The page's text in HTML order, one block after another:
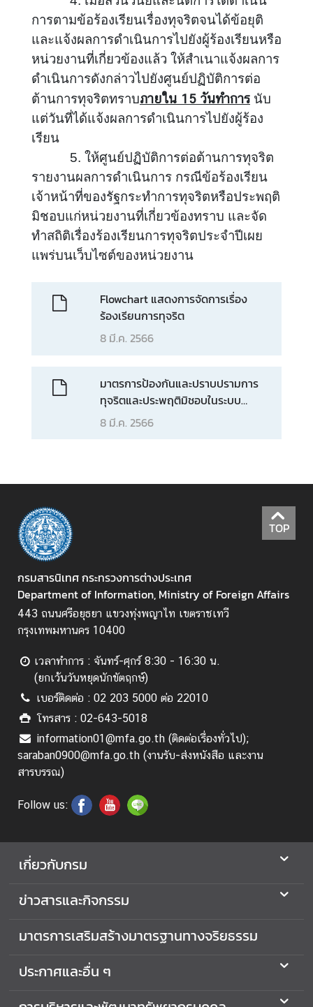
า
ม
คิ
ด
เ
น
า
ร
เ
ปิ
ด
เ
I
T
A
)
การตามข้อร้องเรียนเรื่องทุจริตจนได้ข้อยุติ
และแจ้งผลการดำเนินการไปยังผู้ร้องเรียนหรือ
หน่วยงานที่เกี่ยวข้องแล้ว ให้สำเนาแจ้งผลการ
ดำเนินการดังกล่าวไปยังศูนย์ปฏิบัติการต่อ
ต้านการทุจริตทราบภายใน 15 วันทำการ นับ
แต่วันที่ได้แจ้งผลการดำเนินการไปยังผู้ร้อง
เรียน
5. ให้ศูนย์ปฏิบัติการต่อต้านการทุจริต
รายงานผลการดำเนินการ กรณีข้อร้องเรียน
เจ้าหน้าที่ของรัฐกระทำการทุจริตหรือประพฤติ
มิชอบแก่หน่วยงานที่เกี่ยวข้องทราบ และจัด
ทำสถิติเรื่องร้องเรียนการทุจริตประจำปีเผย
แพร่บนเว็บไซต์ของหน่วยงาน
Flowchart แสดงการจัดการเรื่อง
ร้องเรียนการทุจริต
8 มี.ค. 2566
มาตรการป้องกันและปราบปรามการ
ทุจริตและประพฤติมิชอบในระบบ
ราชการ
8 มี.ค. 2566
TOP
กรมสารนิเทศ กระทรวงการต่างประเทศ
Department of Information, Ministry of Foreign Affairs
443 ถนนศรีอยุธยา แขวงทุ่งพญาไท เขตราชเทวี
กรุงเทพมหานคร 10400
เวลาทำการ : จันทร์-ศุกร์ 8:30 - 16:30 น.
(ยกเว้นวันหยุดนักขัตฤกษ์)
เบอร์ติดต่อ : 02 203 5000 ต่อ 22010
โทรสาร : 02-643-5018
information01@mfa.go.th (ติดต่อเรื่องทั่วไป);
saraban0900@mfa.go.th (งานรับ-ส่งหนังสือ และงาน
สารบรรณ)
Follow us:
เกี่ยวกับกรม
ข่าวสารและกิจกรรม
มาตรการเสริมสร้างมาตรฐานทางจริยธรรม
ประกาศและอื่น ๆ